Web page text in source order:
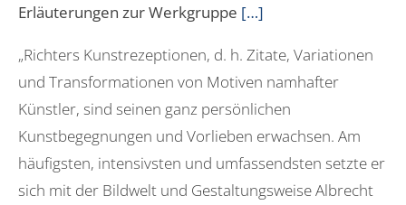
Erläuterungen zur Werkgruppe […]
„Richters Kunstrezeptionen, d. h. Zitate, Variationen
und Transformationen von Motiven namhafter
Künstler, sind seinen ganz persönlichen
Kunstbegegnungen und Vorlieben erwachsen. Am
häufigsten, intensivsten und umfassendsten setzte er
sich mit der Bildwelt und Gestaltungsweise Albrecht